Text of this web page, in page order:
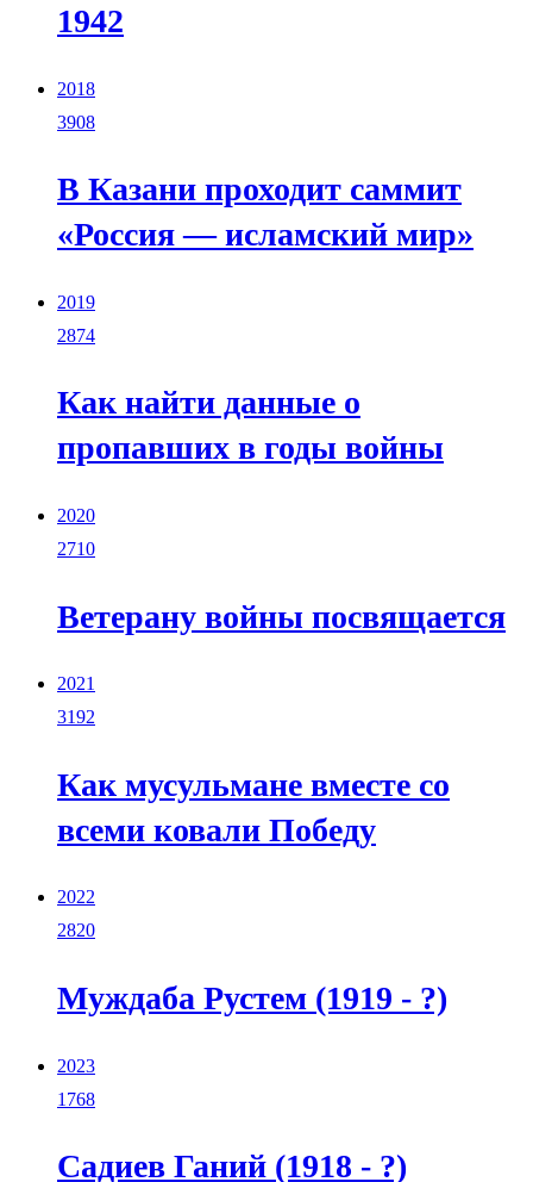
1942
2018
3908
В Казани проходит саммит
«Россия — исламский мир»
2019
2874
Как найти данные о
пропавших в годы войны
2020
2710
Ветерану войны посвящается
2021
3192
Как мусульмане вместе со
всеми ковали Победу
2022
2820
Муждаба Рустем (1919 - ?)
2023
1768
Садиев Ганий (1918 - ?)